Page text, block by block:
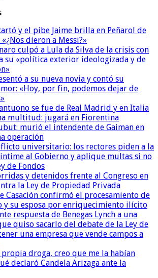
y el pibe Jaime brilla en Peñarol de
dieron a Messi?»
culpó a Lula da Silva de la crisis con
su «política exterior ideologizada y de
a su nueva novia y contó su
«Hoy, por fin, podemos dejar de
se fue de Real Madrid y en Italia
multitud: jugará en Fiorentina
murió el intendente de Gaiman en
operación
universitario: los rectores piden a la
al Gobierno y aplique multas si no
de Fondos
y detenidos frente al Congreso en
la Ley de Propiedad Privada
Casación confirmó el procesamiento de
y su esposa por enriquecimiento ilícito
respuesta de Benegas Lynch a una
quiso sacarlo del debate de la Ley de
una empresa que vende campos a
propia droga, creo que me la habían
declaró Candela Arizaga ante la